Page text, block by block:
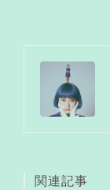
関連記事